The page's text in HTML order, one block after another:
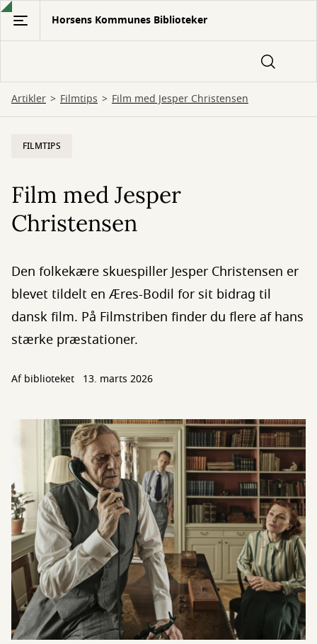
Gå
hovedindhold
Horsens Kommunes Biblioteker
Artikler Filmtips Film med Jesper Christensen
FILMTIPS
Film med Jesper
Christensen
Den folkekære skuespiller Jesper Christensen er
blevet tildelt en Æres-Bodil for sit bidrag til
dansk film. På Filmstriben finder du flere af hans
stærke præstationer.
Af biblioteket 13. marts 2026